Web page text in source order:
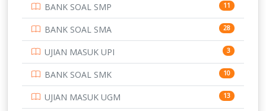
169
7
PTDI STTD 4
133
SMA 146
BANK SOAL SMP 11
BANK SOAL SMA 28
UJIAN MASUK UPI 3
BANK SOAL SMK 10
UJIAN MASUK UGM 13